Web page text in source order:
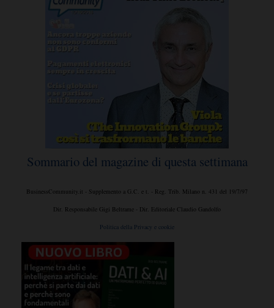
Sommario del magazine di questa settimana
BusinessCommunity.it - Supplemento a G.C. e t. - Reg. Trib. Milano n. 431 del 19/7/97
Dir. Responsabile Gigi Beltrame - Dir. Editoriale Claudio Gandolfo
Politica della Privacy e cookie